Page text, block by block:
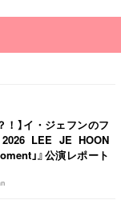
！】イ・ジェフンのフ
LEE JE HOON
」』公演レポート